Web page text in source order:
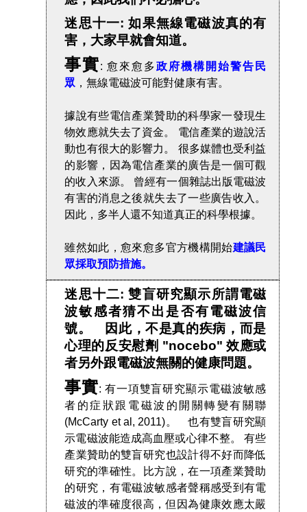
迷思十一: 如果無線電磁波真的有
害，大家早就會知道。
事實: 愈來愈多政府機構開始警告民
眾 ，無線電磁波可能對健康有害。
據說有些電信產業贊助的科學家一發現生
物效應就失去了資金。 電信產業的遊說活
動也有很大的影響力。 很多媒體也受利益
的影響，因為電信產業的廣告是一個可觀
的收入來源。 曾經有一個雜誌出版電磁波
有害的消息之後就失去了一些廣告收入。
因此，多半人還不知道真正的科學根據。
雖然如此，愈來愈多官方機構開始建議民
眾採取預防措施。
迷思十二: 雙盲研究顯示所謂電磁
波敏感者猜不出是否有電磁波信
號。 因此，不是真的疾病，而是
心理的反安慰劑 "nocebo" 效應或
者另外跟電磁波無關的健康問題。
事實: 有一項雙盲研究顯示電磁波敏感
者的症狀跟電磁波的開關轉變有關聯
(McCarty et al, 2011)。 也有雙盲研究顯
示電磁波能造成高血壓或心律不整。 有些
產業贊助的雙盲研究也設計得不好而降低
研究的準確性。比方說，在一項產業贊助
的研究，有電磁波敏感者聲稱感受到有電
磁波的準確度很高，但因為健康效應太嚴